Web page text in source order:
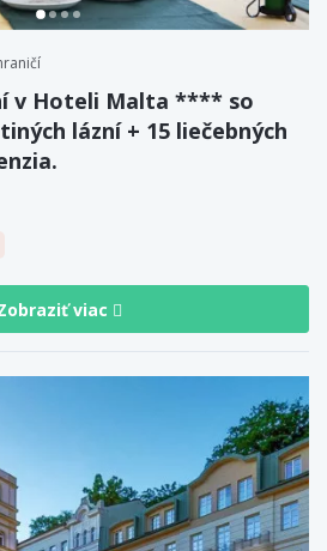
v Hoteli Malta **** so
lázní + 15 liečebných
viac